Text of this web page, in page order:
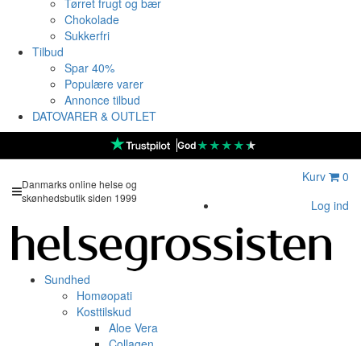
Tørret frugt og bær
Chokolade
Sukkerfri
Tilbud
Spar 40%
Populære varer
Annonce tilbud
DATOVARER & OUTLET
God★★★★★
Danmarks online helse og
skønhedsbutik siden 1999
Kurv
0
Log ind
Sundhed
Homøopati
Kosttilskud
Aloe Vera